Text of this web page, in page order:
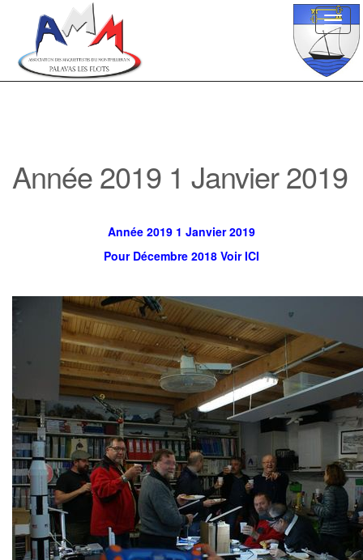
Année 2019 1 Janvier 2019
Année 2019 1 Janvier 2019
Pour Décembre 2018 Voir ICI